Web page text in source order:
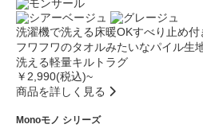
洗濯機で洗える 床暖OKすべり止め付
フワフワのタオルみたいなパイル生
洗える軽量キルトラグ
￥2,990(税込)~
商品を詳しく見る
Monoモノ シリーズ